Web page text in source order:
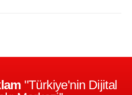
''Türkiye'nin Dijital